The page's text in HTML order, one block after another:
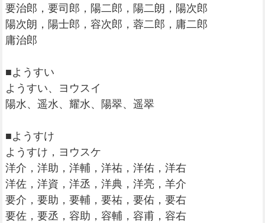
要治郎，要司郎，陽二郎，陽二朗，陽次郎
陽次朗，陽士郎，容次郎，蓉二郎，庸二郎
庸治郎
■ようすい
ようすい、ヨウスイ
陽水、遥水、耀水、陽翠、遥翠
■ようすけ
ようすけ，ヨウスケ
洋介，洋助，洋輔，洋祐，洋佑，洋右
洋佐，洋資，洋丞，洋典，洋亮，羊介
要介，要助，要輔，要祐，要佑，要右
要佐，要丞，容助，容輔，容甫，容右